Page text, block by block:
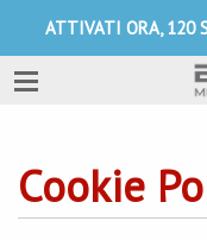
ATTIVATI ORA, 120
Cookie